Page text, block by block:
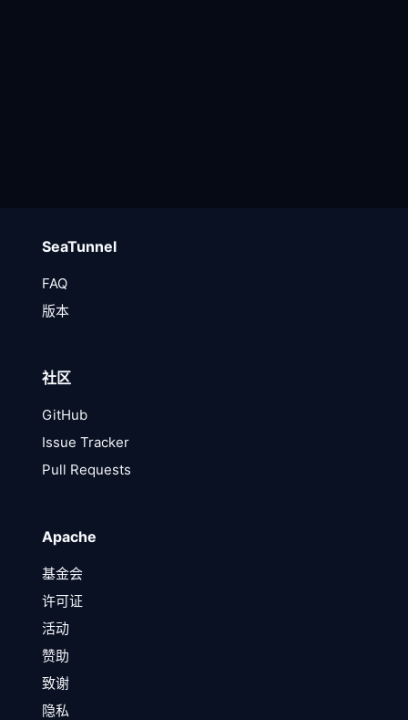
SeaTunnel
FAQ
版本
社区
GitHub
Issue Tracker
Pull Requests
Apache
基金会
许可证
活动
赞助
致谢
隐私